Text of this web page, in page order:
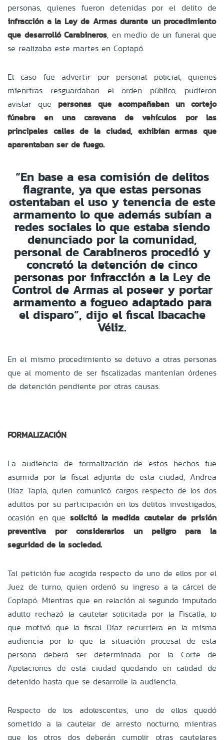
personas, quienes fueron detenidas por el delito de
infracción a la Ley de Armas durante un procedimiento
que desarrolló Carabineros, en medio de un funeral que
se realizaba este martes en Copiapó.
El caso fue advertir por personal policial, quienes
mienrtras resguardaban el orden público, pudieron
avistar que personas que acompañaban un cortejo
fúnebre en una caravana de vehículos por las
principales calles de la ciudad, exhibían armas que
aparentaban ser de fuego.
“En base a esa comisión de delitos
flagrante, ya que estas personas
ostentaban el uso y tenencia de este
armamento lo que además subían a
redes sociales lo que estaba siendo
denunciado por la comunidad,
personal de Carabineros procedió y
concretó la detención de cinco
personas por infracción a la Ley de
Control de Armas al poseer y portar
armamento a fogueo adaptado para
el disparo”, dijo el fiscal Ibacache
Véliz.
En el mismo procedimiento se detuvo a otras personas
que al momento de ser fiscalizadas mantenían órdenes
de detención pendiente por otras causas.
FORMALIZACIÓN
La audiencia de formalización de estos hechos fue
asumida por la fiscal adjunta de esta ciudad, Andrea
Díaz Tapia, quien comunicó cargos respecto de los dos
adultos por su participación en los delitos investigados,
ocasión en que solicitó la medida cautelar de prisión
preventiva por considerarlos un peligro para la
seguridad de la sociedad.
Tal petición fue acogida respecto de uno de ellos por el
Juez de turno, quien ordenó su ingreso a la cárcel de
Copiapó. Mientras que en relación al segundo imputado
adulto rechazó la cautelar solicitada por la Fiscalía, lo
que motivó que la fiscal Díaz recurriera en la misma
audiencia por lo que la situación procesal de esta
persona deberá ser determinada por la Corte de
Apelaciones de esta ciudad quedando en calidad de
detenido hasta que se desarrolle la audiencia.
Respecto de los adolescentes, uno de ellos quedó
sometido a la cautelar de arresto nocturno, mientras
que los otros dos deberán cumplir otras cautelares